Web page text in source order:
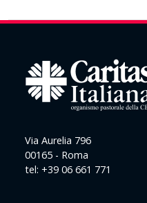
Via Aurelia 796
00165 - Roma
tel: +39 06 661 771